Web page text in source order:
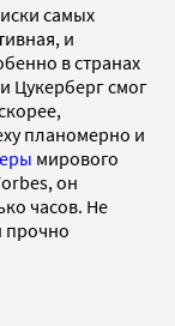
самых
и
в странах
Цукерберг смог
планомерно и
мирового
он
часов. Не
прочно